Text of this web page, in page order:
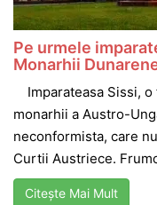
Pe urmele
Monarhii
Imparateasa Sissi, o
monarhii a Austro-
neconformista, care
Curtii Austriece.
Citește Mai Mult